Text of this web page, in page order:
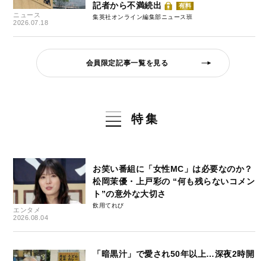
ニュース
2026.07.18
記者から不満続出
有料
集英社オンライン編集部ニュース班
会員限定記事一覧を見る
特集
エンタメ
2026.08.04
お笑い番組に「女性MC」は必要なのか？
松岡茉優・上戸彩の “何も残らないコメン
ト”の意外な大切さ
飲用てれび
「暗黒汁」で愛され50年以上…深夜2時開